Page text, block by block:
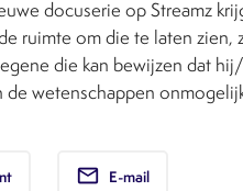
docuserie op Streamz
ruimte om die te laten
die kan bewijzen dat
de wetenschappen
email E-mail